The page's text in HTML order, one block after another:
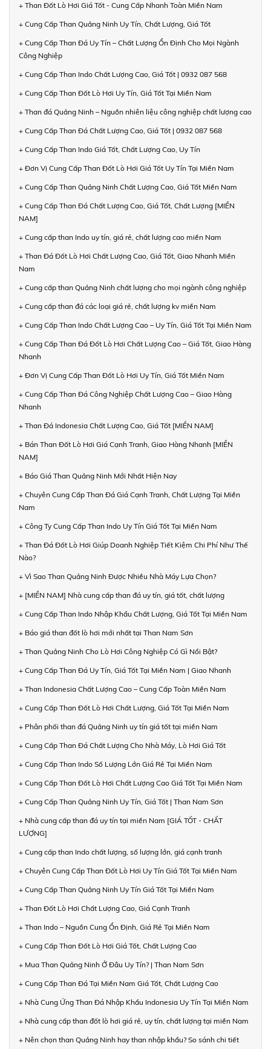
+ Than Đốt Lò Hơi Giá Tốt - Cung Cấp Nhanh Toàn Miền Nam
+ Cung Cấp Than Quảng Ninh Uy Tín, Chất Lượng, Giá Tốt
+ Cung Cấp Than Đá Uy Tín – Chất Lượng Ổn Định Cho Mọi Ngành
Công Nghiệp
+ Cung Cấp Than Indo Chất Lượng Cao, Giá Tốt | 0932 087 568
+ Cung Cấp Than Đốt Lò Hơi Uy Tín, Giá Tốt Tại Miền Nam
+ Than đá Quảng Ninh – Nguồn nhiên liệu công nghiệp chất lượng cao
+ Cung Cấp Than Đá Chất Lượng Cao, Giá Tốt | 0932 087 568
+ Cung Cấp Than Indo Giá Tốt, Chất Lượng Cao, Uy Tín
+ Đơn Vị Cung Cấp Than Đốt Lò Hơi Giá Tốt Uy Tín Tại Miền Nam
+ Cung Cấp Than Quảng Ninh Chất Lượng Cao, Giá Tốt Miền Nam
+ Cung Cấp Than Đá Chất Lượng Cao, Giá Tốt, Chất Lượng [MIỀN
NAM]
+ Cung cấp than Indo uy tín, giá rẻ, chất lượng cao miền Nam
+ Than Đá Đốt Lò Hơi Chất Lượng Cao, Giá Tốt, Giao Nhanh Miền
Nam
+ Cung cấp than Quảng Ninh chất lượng cho mọi ngành công nghiệp
+ Cung cấp than đá các loại giá rẻ, chất lượng kv miền Nam
+ Cung Cấp Than Indo Chất Lượng Cao – Uy Tín, Giá Tốt Tại Miền Nam
+ Cung Cấp Than Đá Đốt Lò Hơi Chất Lượng Cao – Giá Tốt, Giao Hàng
Nhanh
+ Đơn Vị Cung Cấp Than Đốt Lò Hơi Uy Tín, Giá Tốt Miền Nam
+ Cung Cấp Than Đá Công Nghiệp Chất Lượng Cao – Giao Hàng
Nhanh
+ Than Đá Indonesia Chất Lượng Cao, Giá Tốt [MIỀN NAM]
+ Bán Than Đốt Lò Hơi Giá Cạnh Tranh, Giao Hàng Nhanh [MIỀN
NAM]
+ Báo Giá Than Quảng Ninh Mới Nhất Hiện Nay
+ Chuyên Cung Cấp Than Đá Giá Cạnh Tranh, Chất Lượng Tại Miền
Nam
+ Công Ty Cung Cấp Than Indo Uy Tín Giá Tốt Tại Miền Nam
+ Than Đá Đốt Lò Hơi Giúp Doanh Nghiệp Tiết Kiệm Chi Phí Như Thế
Nào?
+ Vì Sao Than Quảng Ninh Được Nhiều Nhà Máy Lựa Chọn?
+ [MIỀN NAM] Nhà cung cấp than đá uy tín, giá tốt, chất lượng
+ Cung Cấp Than Indo Nhập Khẩu Chất Lượng, Giá Tốt Tại Miền Nam
+ Báo giá than đốt lò hơi mới nhất tại Than Nam Sơn
+ Than Quảng Ninh Cho Lò Hơi Công Nghiệp Có Gì Nổi Bật?
+ Cung Cấp Than Đá Uy Tín, Giá Tốt Tại Miền Nam | Giao Nhanh
+ Than Indonesia Chất Lượng Cao – Cung Cấp Toàn Miền Nam
+ Cung Cấp Than Đốt Lò Hơi Chất Lượng, Giá Tốt Tại Miền Nam
+ Phân phối than đá Quảng Ninh uy tín giá tốt tại miền Nam
+ Cung Cấp Than Đá Chất Lượng Cho Nhà Máy, Lò Hơi Giá Tốt
+ Cung Cấp Than Indo Số Lượng Lớn Giá Rẻ Tại Miền Nam
+ Cung Cấp Than Đốt Lò Hơi Chất Lượng Cao Giá Tốt Tại Miền Nam
+ Cung Cấp Than Quảng Ninh Uy Tín, Giá Tốt | Than Nam Sơn
+ Nhà cung cấp than đá uy tín tại miền Nam [GIÁ TỐT - CHẤT
LƯỢNG]
+ Cung cấp than Indo chất lượng, số lượng lớn, giá cạnh tranh
+ Chuyên Cung Cấp Than Đốt Lò Hơi Uy Tín Giá Tốt Tại Miền Nam
+ Cung Cấp Than Quảng Ninh Uy Tín Giá Tốt Tại Miền Nam
+ Than Đốt Lò Hơi Chất Lượng Cao, Giá Cạnh Tranh
+ Than Indo – Nguồn Cung Ổn Định, Giá Rẻ Tại Miền Nam
+ Cung Cấp Than Đốt Lò Hơi Giá Tốt, Chất Lượng Cao
+ Mua Than Quảng Ninh Ở Đâu Uy Tín? | Than Nam Sơn
+ Cung Cấp Than Đá Tại Miền Nam Giá Tốt, Chất Lượng Cao
+ Nhà Cung Ứng Than Đá Nhập Khẩu Indonesia Uy Tín Tại Miền Nam
+ Nhà cung cấp than đốt lò hơi giá rẻ, uy tín, chất lượng tại miền Nam
+ Nên chọn than Quảng Ninh hay than nhập khẩu? So sánh chi tiết